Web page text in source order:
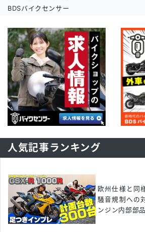
BDSバイクセンサー
人気記事ランキング
欧州仕様と同
騒音規制への
ンジン内部部